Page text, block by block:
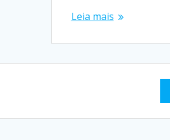
Leia mais